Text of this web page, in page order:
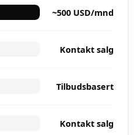
~500 USD/mnd
Kontakt salg
Tilbudsbasert
Kontakt salg